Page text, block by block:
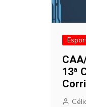
13ª